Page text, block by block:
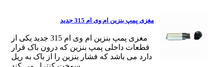
مغزی پمپ بنزین ام وی ام 315 جدید
مغزی پمپ بنزین ام وی ام 315 جدید یکی از
قطعات داخلی پمپ بنزین که درون باک قرار
دارد می باشد که فشار بنزین را از باک به ریل